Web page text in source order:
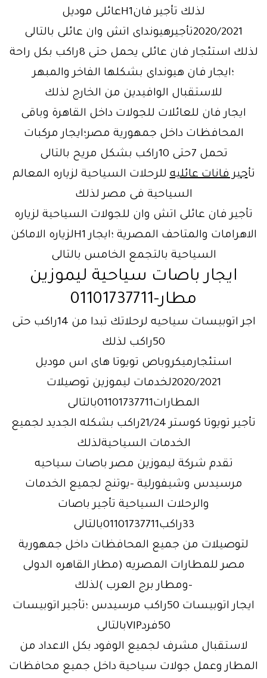
لذلك تأجير فانH1عائلى موديل
2020/2021تأجيرهيونداى اتش وان عائلى بالتالى
لذلك استئجار فان عائلى يحمل حتى 8راكب بكل راحة
؛ايجار فان هيونداى بشكلها الفاخر والمبهر
للاستقبال الوافيدين من الخارج لذلك
ايجار فان للعائلات للجولات داخل القاهرة وباقى
المحافظات داخل جمهورية مصر؛ايجار مركبات
تحمل 7حتى 10راكب بشكل مريح بالتالى
تأجير فانات عائليهللرحلات السياحية لزياره المعالم
السياحية فى مصر لذلك
تأجير فان عائلى اتش وان للجولات السياحية لزياره
الاهرامات والمتاحف المصرية ؛ايجار H1لزياره الاماكن
السياحية بالتجمع الخامس بالتالى
ايجار باصات سياحية ليموزين
مطار-01101737711
اجر اتوبيسات سياحيه لرحلاتك تبدا من 14راكب حتى
50راكب لذلك
استئجارميكروباص تويوتا هاى اس موديل
2020/2021لخدمات ليموزين توصيلات
المطارات01101737711بالتالى
تأجير تويوتا كوستر 21/24راكب بشكله الجديد لجميع
الخدمات السياحيةلذلك
تقدم شركة ليموزين مصر باصات سياحيه
مرسيدس وشيفورلية -يوتنج لجميع الخدمات
والرحلات السياحية تأجير باصات
33راكب01101737711بالتالى
لتوصيلات من جميع المحافظات داخل جمهورية
مصر للمطارات المصريه (مطار القاهره الدولى
-ومطار برج العرب )لذلك
ايجار اتوبيسات 50راكب مرسيدس ؛تأجير اتوبيسات
50فردVIPبالتالى
لاستقبال مشرف لجميع الوفود بكل الاعداد من
المطار وعمل جولات سياحية داخل جميع محافظات